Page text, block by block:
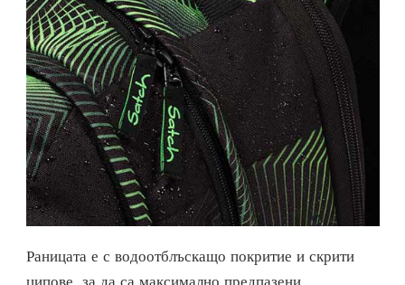
Раницата е с водоотблъскащо покритие и скрити